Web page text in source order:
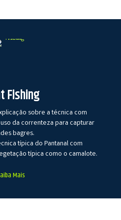
Fishing
sobre a técnica com
da correnteza para capturar
bagres.
típica do Pantanal com
típica como o camalote.
Mais